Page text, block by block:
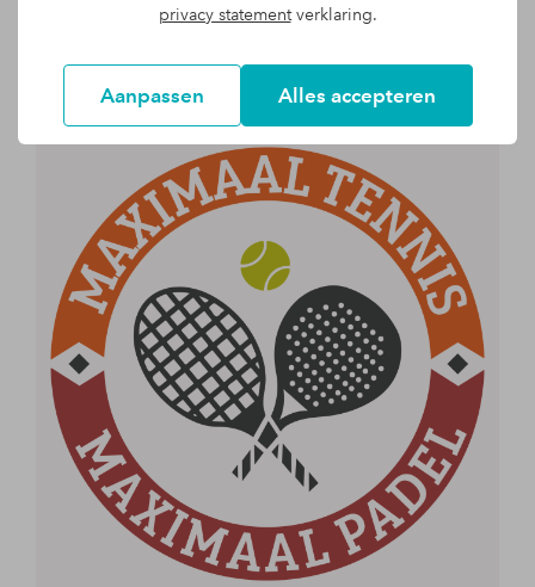
privacy statementverklaring.
Aanpassen Alles accepteren
Fysiotherapie MCNO De Wedren slaat de
naaste omgeving. Zie hieronder de partners
met wie wij samenwerken.